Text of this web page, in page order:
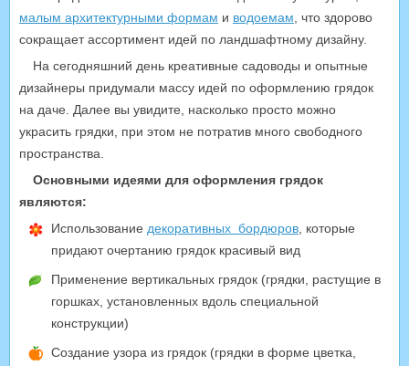
малым архитектурными формам и водоемам , что здорово
сокращает ассортимент идей по ландшафтному дизайну.
На сегодняшний день креативные садоводы и опытные
дизайнеры придумали массу идей по оформлению грядок
на даче. Далее вы увидите, насколько просто можно
украсить грядки, при этом не потратив много свободного
пространства.
Основными идеями для оформления грядок
являются:
Использование декоративных бордюров , которые
придают очертанию грядок красивый вид
Применение вертикальных грядок (грядки, растущие в
горшках, установленных вдоль специальной
конструкции)
Создание узора из грядок (грядки в форме цветка,